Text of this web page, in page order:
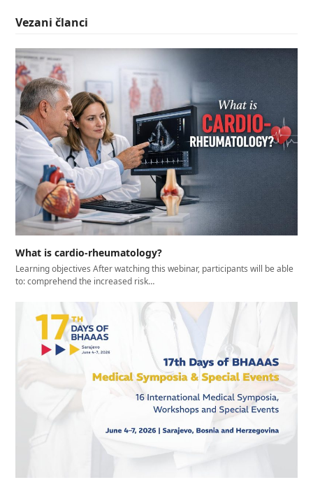
Vezani članci
What is cardio-rheumatology?
Learning objectives After watching this webinar, participants will be able
to: comprehend the increased risk…